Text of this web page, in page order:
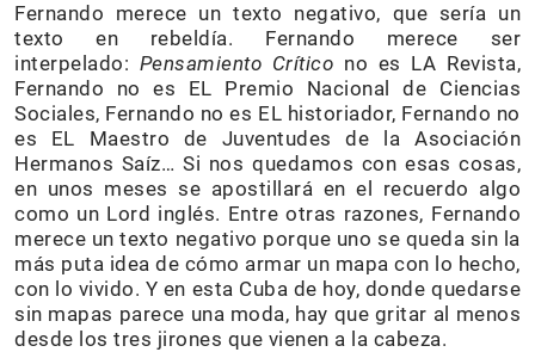
Fernando merece un texto negativo, que sería un
texto en rebeldía. Fernando merece ser
interpelado: Pensamiento Crítico no es LA Revista,
Fernando no es EL Premio Nacional de Ciencias
Sociales, Fernando no es EL historiador, Fernando no
es EL Maestro de Juventudes de la Asociación
Hermanos Saíz… Si nos quedamos con esas cosas,
en unos meses se apostillará en el recuerdo algo
como un Lord inglés. Entre otras razones, Fernando
merece un texto negativo porque uno se queda sin la
más puta idea de cómo armar un mapa con lo hecho,
con lo vivido. Y en esta Cuba de hoy, donde quedarse
sin mapas parece una moda, hay que gritar al menos
desde los tres jirones que vienen a la cabeza.